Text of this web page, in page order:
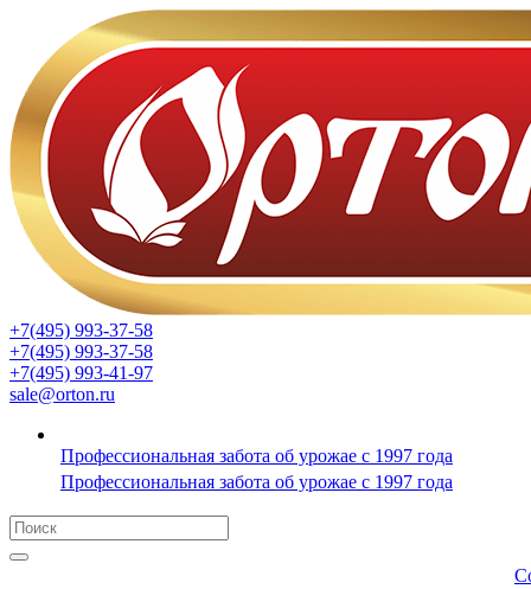
+7(495) 993-37-58
+7(495) 993-37-58
+7(495) 993-41-97
sale@orton.ru
Профессиональная забота об урожае с 1997 года
Профессиональная забота об урожае с 1997 года